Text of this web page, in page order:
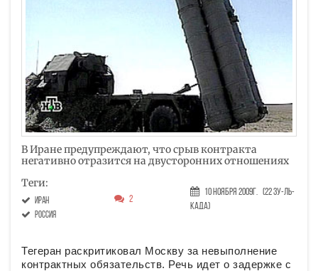
В Иране предупреждают, что срыв контракта
негативно отразится на двусторонних отношениях
Теги:
Иран
Россия
2
10 Ноября 2009г. (22 Зу-ль-
када)
Тегеран раскритиковал Москву за невыполнение
контрактных обязательств. Речь идет о задержке с